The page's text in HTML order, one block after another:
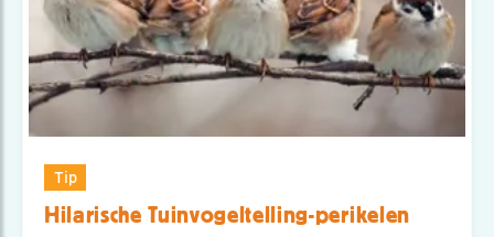
Tip
Hilarische Tuinvogeltelling-perikelen